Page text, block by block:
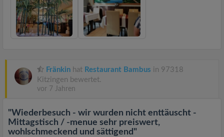
Fränkin hat Restaurant Bambus in 97318
Kitzingen bewertet.
vor 7 Jahren
"Wiederbesuch - wir wurden nicht enttäuscht -
Mittagstisch / -menue sehr preiswert,
wohlschmeckend und sättigend"